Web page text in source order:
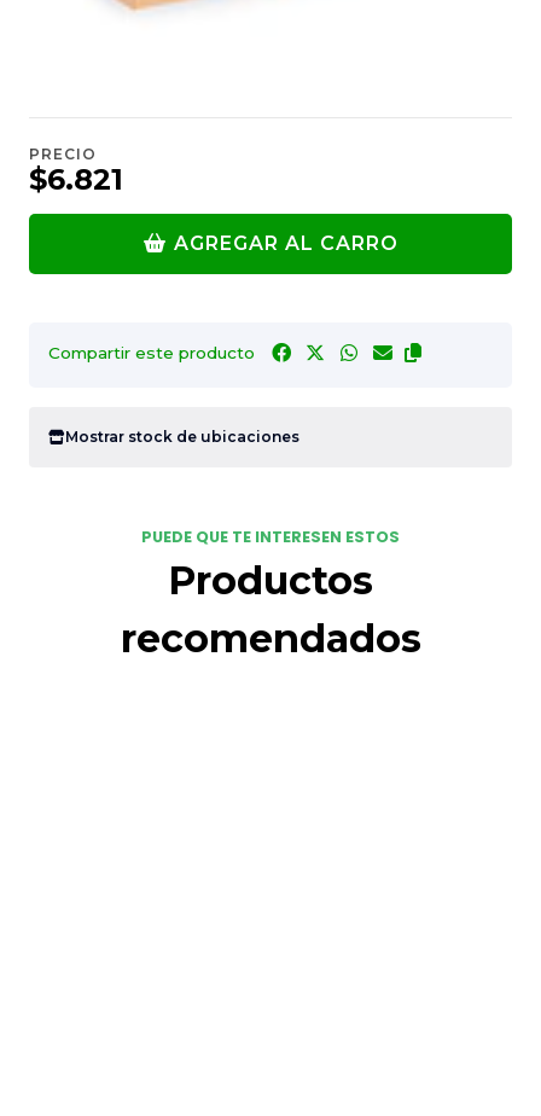
PRECIO
$6.821
AGREGAR AL CARRO
Compartir este producto
Mostrar stock de ubicaciones
PUEDE QUE TE INTERESEN ESTOS
Productos
recomendados